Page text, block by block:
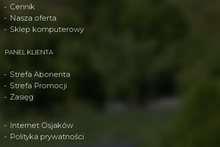
Cennik
Nasza oferta
Sklep komputerowy
PANEL KLIENTA
Strefa Abonenta
Strefa Promocji
Zasięg
Internet Osjaków
Polityka prywatności